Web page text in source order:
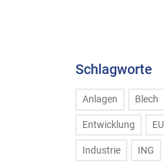
Schlagworte
Anlagen Blech
Entwicklung EU
Industrie ING